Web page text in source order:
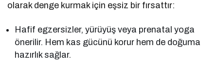
olarak denge kurmak için eşsiz bir fırsattır:
Hafif egzersizler, yürüyüş veya prenatal yoga
önerilir. Hem kas gücünü korur hem de doğuma
hazırlık sağlar.